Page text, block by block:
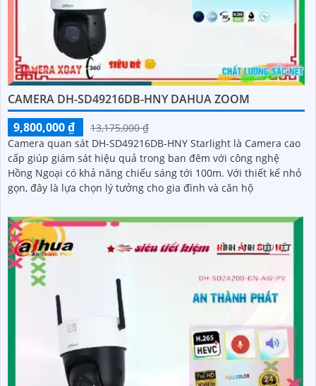
CAMERA DH-SD49216DB-HNY DAHUA ZOOM
9,800,000 ₫
13,175,000 ₫
Camera quan sát DH-SD49216DB-HNY Starlight là Camera cao
cấp giúp giám sát hiệu quả trong ban đêm với công nghệ
Hồng Ngoại có khả năng chiếu sáng tới 100m. Với thiết kế nhỏ
gọn, đây là lựa chọn lý tưởng cho gia đình và căn hộ